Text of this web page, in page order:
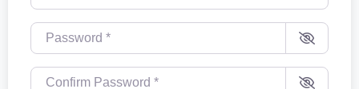
Password
Confirm Password